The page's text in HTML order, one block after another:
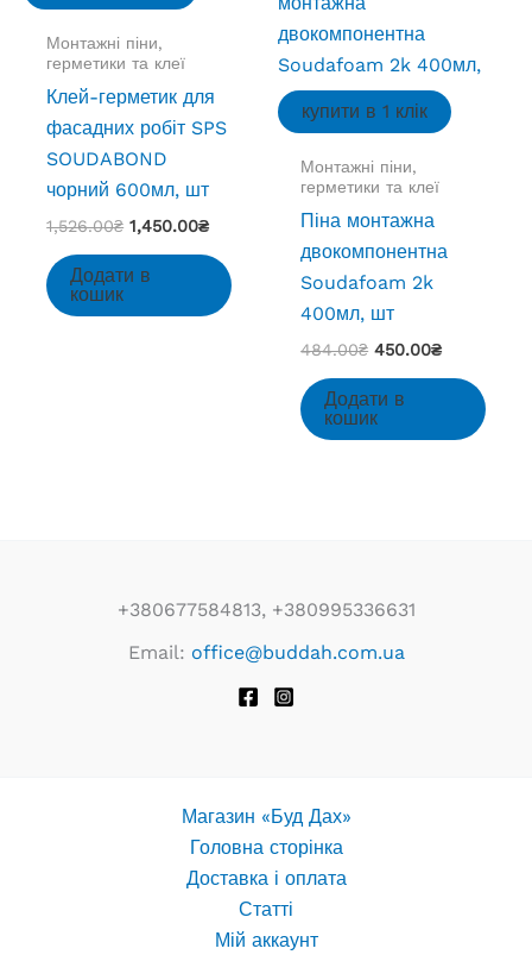
Монтажні піни,
герметики та клеї
Клей-герметик для
фасадних робіт SPS
SOUDABOND
чорний 600мл, шт
1,526.00₴ Оригінальна
1,526.00₴.
1,450.00₴Поточна
1,450.00₴.
Додати в
кошик
купити в 1 клік
Монтажні піни,
герметики та клеї
Піна монтажна
двокомпонентна
Soudafoam 2k
400мл, шт
484.00₴ Оригінальна
484.00₴.
450.00₴Поточна
450.00₴.
Додати в
кошик
+380677584813, +380995336631
Email: office@buddah.com.ua
Магазин «Буд Дах»
Головна сторінка
Доставка і оплата
Статті
Мій аккаунт